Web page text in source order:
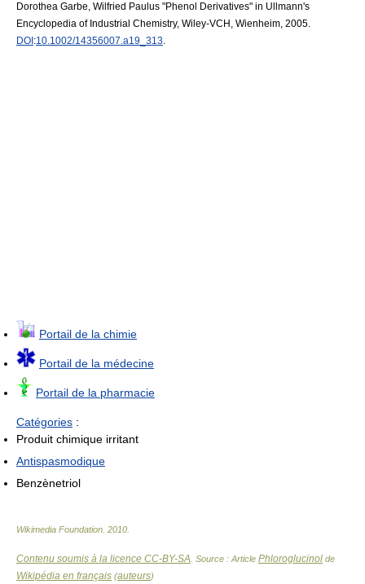
Dorothea Garbe, Wilfried Paulus "Phenol Derivatives" in Ullmann's
Encyclopedia of Industrial Chemistry, Wiley-VCH, Wienheim, 2005.
DOI :10.1002/14356007.a19_313.
Portail de la chimie
Portail de la médecine
Portail de la pharmacie
Catégories :
Produit chimique irritant
Antispasmodique
Benzènetriol
Wikimedia Foundation 2010
Contenu soumis à la licence CC-BY-SA . Source : Article Phloroglucinol de
Wikipédia en français (auteurs)